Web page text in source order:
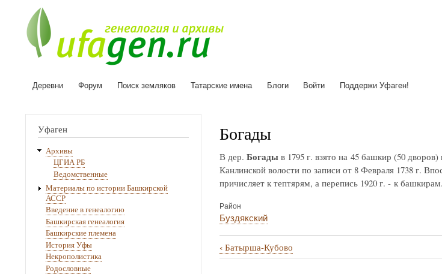
Основная
Деревни Форум Поиск земляков Татарские имена Блоги Войти Поддержи Уфаген!
Богады
В дер. Богадыв 1795 г. взято на 45 башкир (50
Канлинской волости по записи от 8 Февраля 1738 г.
причисляет к тептярям, а перепись 1920 г. - к
Район
Буздякский
Перекрёстные
‹Батырша-Кубово
Уфаген
Архивы
ЦГИА РБ
Ведомственные
Материалы по истории Башкирской
АССР
Введение в генеалогию
Башкирская генеалогия
Башкирские племена
История Уфы
Некрополистика
Родословные